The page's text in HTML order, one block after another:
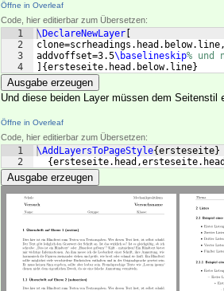
Öffne in Overleaf
Code, hier editierbar zum Übersetzen:
1
2
3
4
\DeclareNewLayer
clone=scrheadings.head.below.line,
addvoffset=3.5\baselineskip% und
{ersteseite.head.below.line}
Ausgabe erzeugen
Und diese beiden Layer müssen dem Seitenstil
Öffne in Overleaf
Code, hier editierbar zum Übersetzen:
1
2
\AddLayersToPageStyle{ersteseite}
{
Ausgabe erzeugen